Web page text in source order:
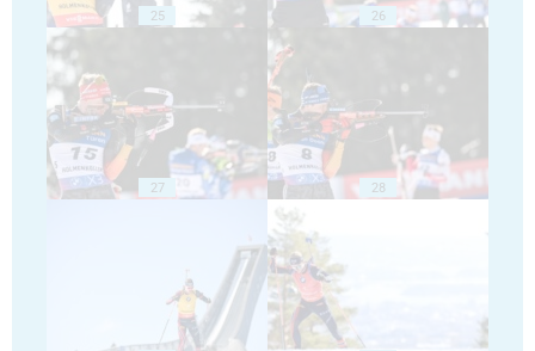
25 26
27 28